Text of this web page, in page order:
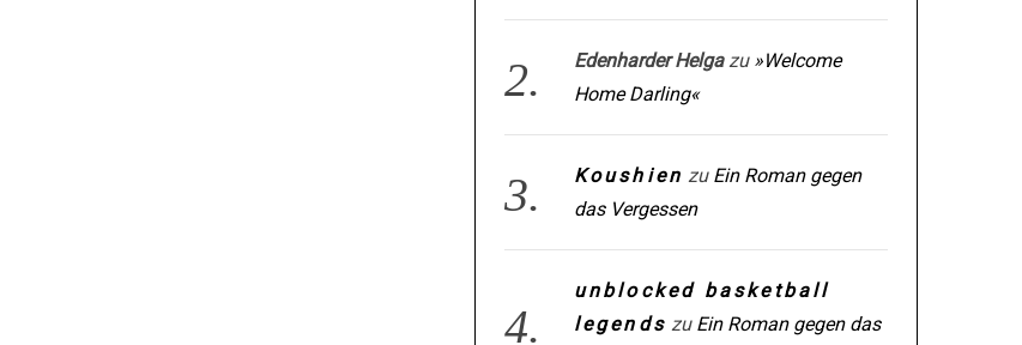
Edenharder Helgazu »Welcome
Home Darling«
Koushien zu Ein Roman gegen
das Vergessen
unblocked basketball
legends zu Ein Roman gegen das